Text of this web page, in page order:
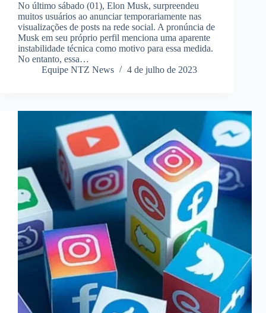
No último sábado (01), Elon Musk, surpreendeu
muitos usuários ao anunciar temporariamente nas
visualizações de posts na rede social. A pronúncia de
Musk em seu próprio perfil menciona uma aparente
instabilidade técnica como motivo para essa medida.
No entanto, essa…
Equipe NTZ News
4 de julho de 2023